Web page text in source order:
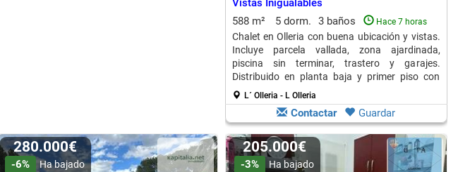
Vistas Inigualables
588 m²
5 dorm. 3 baños Hace 7 horas
Chalet en Olleria con buena ubicación y vistas.
Incluye parcela vallada, zona ajardinada,
piscina sin terminar, trastero y garajes.
Distribuido en planta baja y primer piso con
baño.L´ Olleria - L Olleria
Contactar Guardar
280.000€
-6%
Ha bajado
205.000€
-3%
Ha bajado